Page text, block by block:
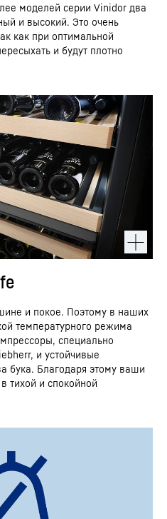
моделей серии Vinidor два
и высокий. Это очень
как при оптимальной
и будут плотно
и покое. Поэтому в наших
температурного режима
специально
и устойчивые
бука. Благодаря этому ваши
тихой и спокойной